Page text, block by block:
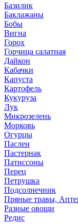
Базилик
Баклажаны
Бобы
Вигна
Горох
Горчица салатная
Дайкон
Кабачки
Капуста
Картофель
Кукуруза
Лук
Микрозелень
Морковь
Огурцы
Паслен
Пастернак
Патиссоны
Перец
Петрушка
Подсолнечник
Пряные травы,
Разные овощи
Редис